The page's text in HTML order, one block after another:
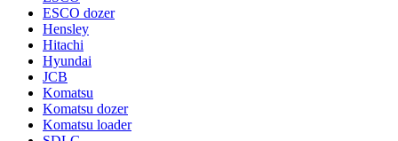
ESCO dozer
Hensley
Hitachi
Hyundai
JCB
Komatsu
Komatsu dozer
Komatsu loader